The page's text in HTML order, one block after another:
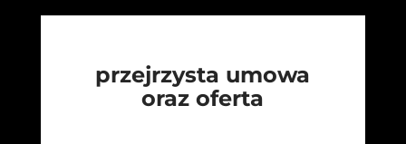
przejrzysta umowa
oraz oferta